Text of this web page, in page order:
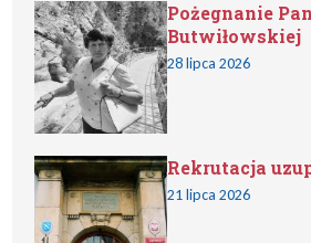
Pożegnanie
Butwiłowskiej
28 lipca 2026
Rekrutacja
21 lipca 2026